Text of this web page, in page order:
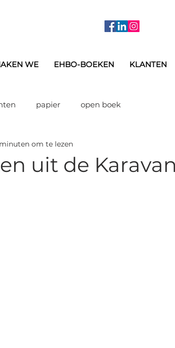
WE EHBO-BOEKEN KLANTEN
papier open boek
printing on demand
uit de
om te lezen